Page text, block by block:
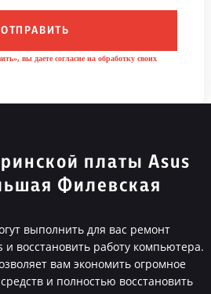
ОТПРАВИТЬ
вы даете согласие на обработку своих
платы Asus
Филевская
выполнить для вас ремонт
восстановить работу компьютера.
вам экономить огромное
и полностью восстановить